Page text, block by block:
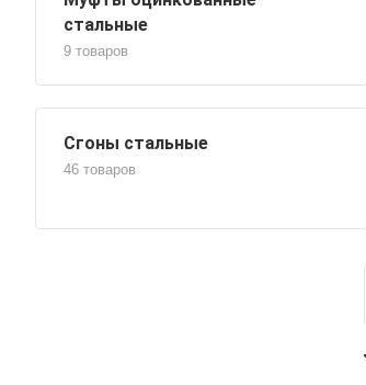
стальные
9 товаров
Сгоны стальные
46 товаров